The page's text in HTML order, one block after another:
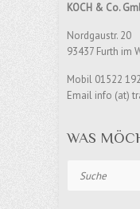
KOCH & Co.
Nordgaustr. 20
93437 Furth im
Mobil 01522
Email info (at)
WAS